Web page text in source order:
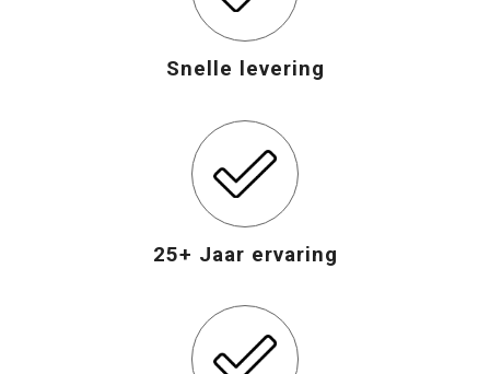
Snelle levering
25+ Jaar ervaring